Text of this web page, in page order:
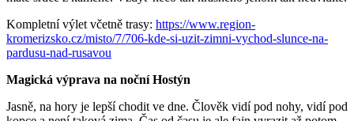
Kompletní výlet včetně trasy: https://www.region-
kromerizsko.cz/misto/7/706-kde-si-uzit-zimni-vychod-slunce-na-
pardusu-nad-rusavou
Magická výprava na noční Hostýn
Jasně, na hory je lepší chodit ve dne. Člověk vidí pod nohy, vidí pod